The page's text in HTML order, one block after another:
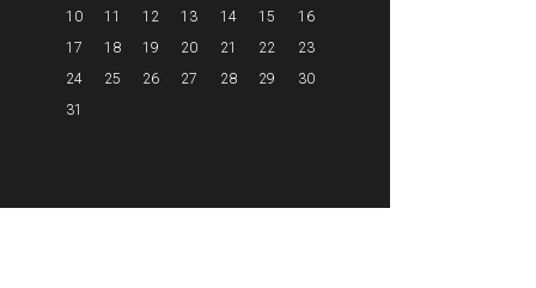
10
11 12 13 14 15
16
17
18 19 20 21 22
23
24
25 26 27 28 29
30
31